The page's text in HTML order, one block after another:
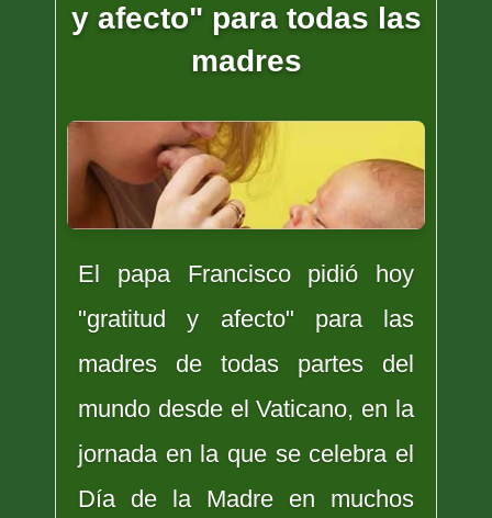
y afecto" para todas las
madres
El papa Francisco pidió hoy
"gratitud y afecto" para las
madres de todas partes del
mundo desde el Vaticano, en la
jornada en la que se celebra el
Día de la Madre en muchos